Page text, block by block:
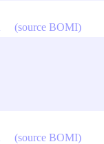
(source BOMI)
(source BOMI)